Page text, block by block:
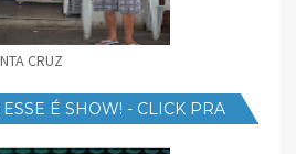
CRUZ
É SHOW! - CLICK PRA